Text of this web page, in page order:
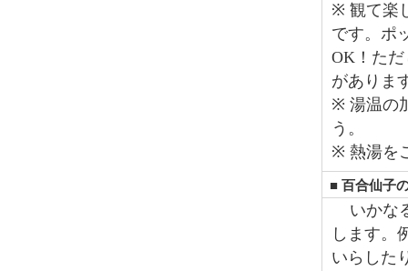
※ 観て楽
です。ポ
OK！た
がありま
※ 湯温の
う。
※ 熱湯を
■ 百合仙子
いかな
します。
いらした